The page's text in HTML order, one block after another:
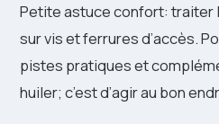
Petite astuce confort: traiter
sur vis et ferrures d’accès.
pistes pratiques et
huiler; c’est d’agir au bon